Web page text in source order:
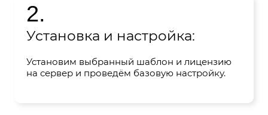
2.
Установка и настройка:
Установим выбранный шаблон и лицензию
на сервер и проведём базовую настройку.